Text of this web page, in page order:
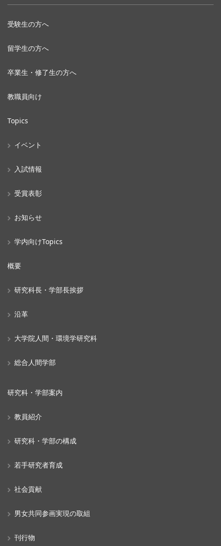
受験生の方へ
留学生の方へ
卒業生・修了生の方へ
教職員向け
Topics
イベント
入試情報
受賞表彰
お知らせ
学内向けTopics
概要
研究科長・学部長挨拶
沿革
大学院人間・環境学研究科
総合人間学部
研究科・学部案内
教員紹介
研究科・学部の構成
若手研究者育成
社会貢献
男女共同参画実現の取組
刊行物